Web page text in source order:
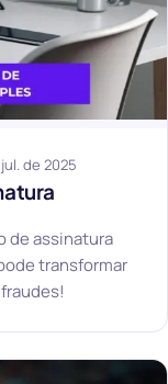
de 2025
de assinatura
transformar